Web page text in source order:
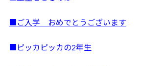
■ご入学 おめでとうございます
■ピッカピッカの2年生